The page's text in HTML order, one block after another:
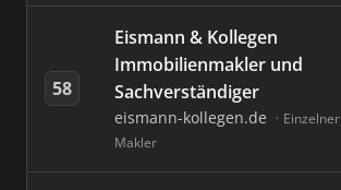
58
Eismann & Kollegen
Immobilienmakler und
Sachverständiger
eismann-kollegen.de
Einzelner
Makler